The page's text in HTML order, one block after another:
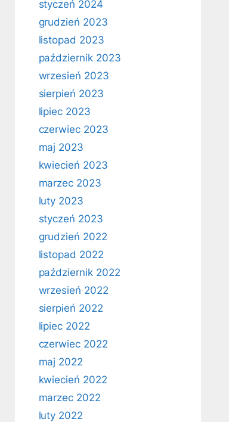
styczeń 2024
grudzień 2023
listopad 2023
październik 2023
wrzesień 2023
sierpień 2023
lipiec 2023
czerwiec 2023
maj 2023
kwiecień 2023
marzec 2023
luty 2023
styczeń 2023
grudzień 2022
listopad 2022
październik 2022
wrzesień 2022
sierpień 2022
lipiec 2022
czerwiec 2022
maj 2022
kwiecień 2022
marzec 2022
luty 2022